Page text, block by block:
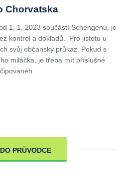
Chorvatska
1. 1. 2023 součástí Schengenu, je
kontrol a dokladů. Pro jistotu u
svůj občanský průkaz. Pokud s
miláčka, je třeba mít příslušné
PRŮVODCE